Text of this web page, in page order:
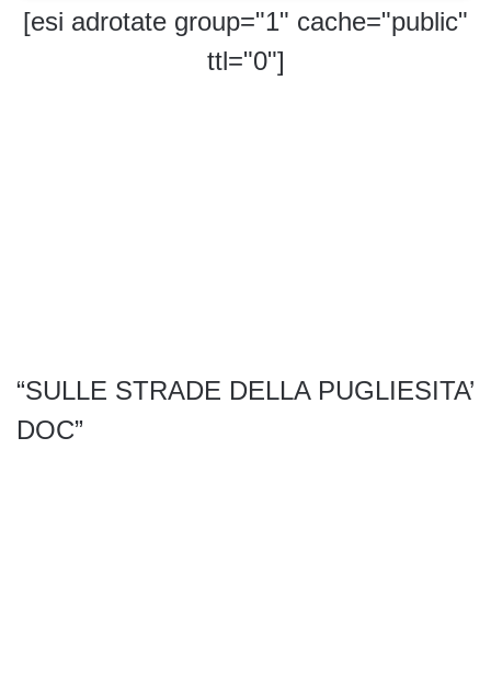
[esi adrotate group="1" cache="public"
ttl="0"]
“SULLE STRADE DELLA PUGLIESITA’
DOC”